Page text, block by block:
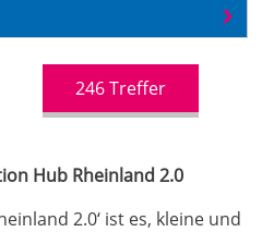
246Treffer
Hub Rheinland 2.0
2.0‘ ist es, kleine und